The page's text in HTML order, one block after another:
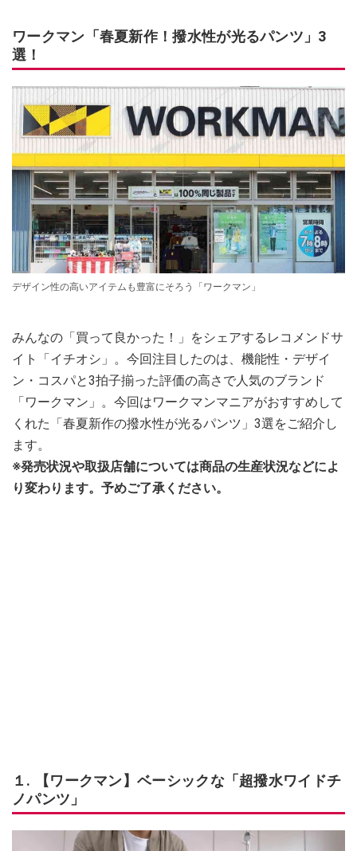
ワークマン「春夏新作！撥水性が光るパンツ」3
選！
デザイン性の高いアイテムも豊富にそろう「ワークマン」
みんなの「買って良かった！」をシェアするレコメンドサ
イト「イチオシ」。今回注目したのは、機能性・デザイ
ン・コスパと3拍子揃った評価の高さで人気のブランド
「ワークマン」。今回はワークマンマニアがおすすめして
くれた「春夏新作の撥水性が光るパンツ」3選をご紹介し
ます。
※発売状況や取扱店舗については商品の生産状況などによ
り変わります。予めご了承ください。
１. 【ワークマン】ベーシックな「超撥水ワイドチ
ノパンツ」